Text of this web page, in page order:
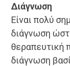
Διάγνωση
Είναι πολύ
διάγνωση
θεραπευτική
διάγνωση